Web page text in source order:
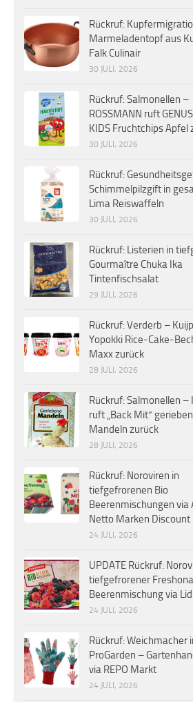
Rückruf:
Marmeladentopf aus
Falk Culinair
30 JULI, 2026
Rückruf: Salmonellen –
ROSSMANN ruft
KIDS Fruchtchips Apfel
30 JULI, 2026
Rückruf:
Schimmelpilzgift in
Lima Reiswaffeln
30 JULI, 2026
Rückruf: Listerien in
Gourmaître Chuka Ika
Tintenfischsalat
29 JULI, 2026
Rückruf: Verderb –
Yopokki Rice-Cake-
Maxx zurück
28 JULI, 2026
Rückruf: Salmonellen –
ruft „Back Mit“
Mandeln zurück
28 JULI, 2026
Rückruf: Noroviren in
tiefgefrorenen Bio
Beerenmischungen via
Netto Marken Discount
24 JULI, 2026
UPDATE Rückruf:
tiefgefrorener
Beerenmischung via
24 JULI, 2026
Rückruf: Weichmacher
ProGarden –
via REPO Markt
24 JULI, 2026